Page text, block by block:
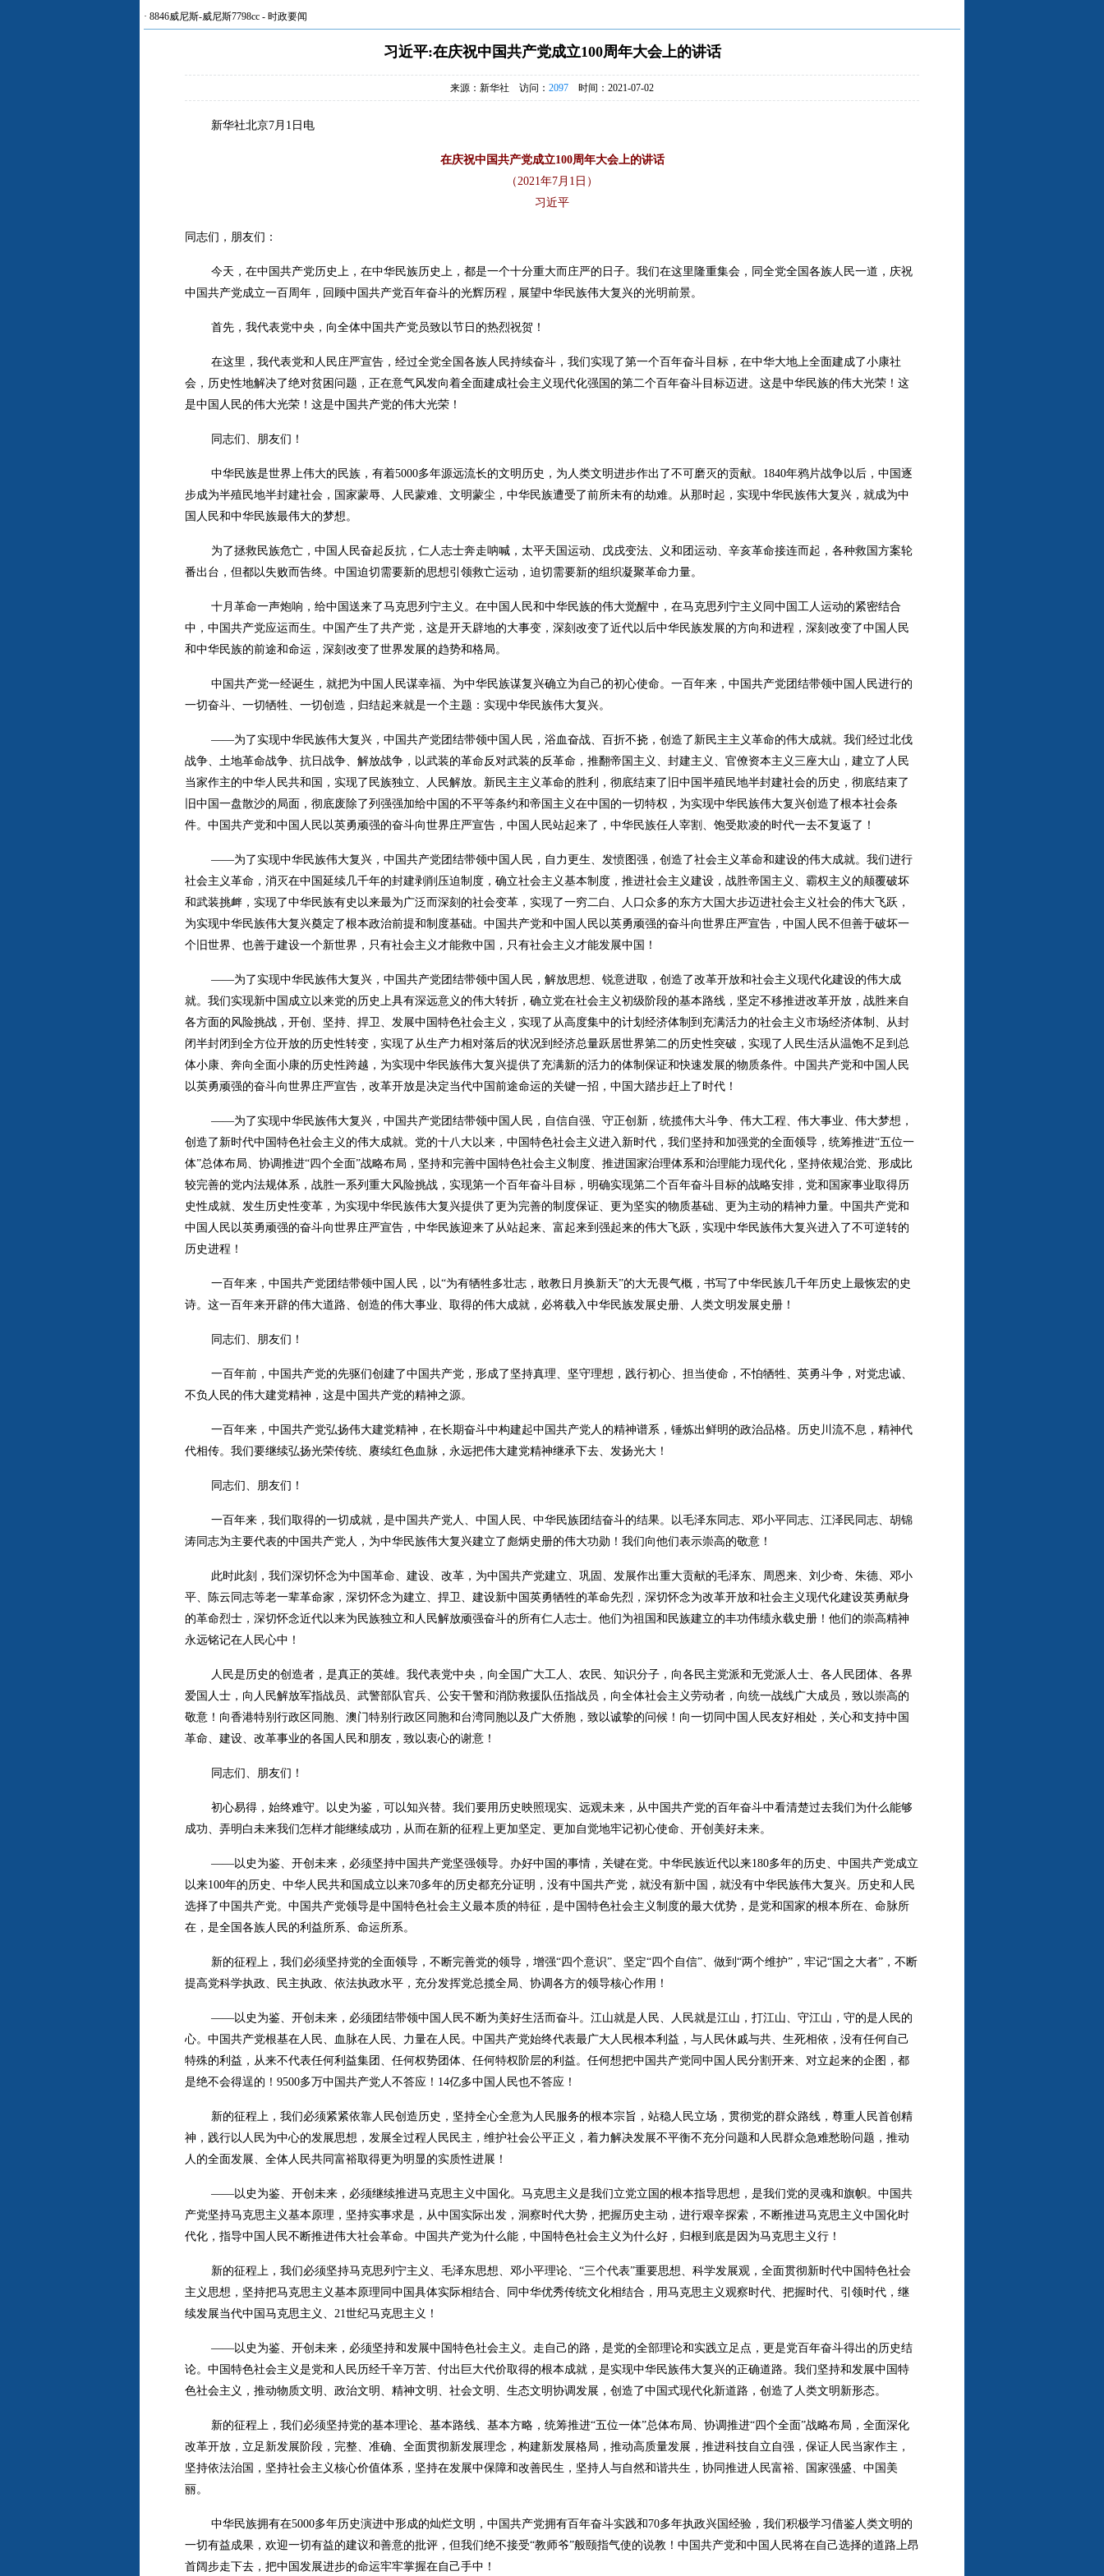
· 8846威尼斯-威尼斯7798cc - 时政要闻
习近平:在庆祝中国共产党成立100周年大会上的讲话
来源：新华社 访问： 2097 时间：2021-07-02
新华社北京7月1日电
在庆祝中国共产党成立100周年大会上的讲话
（2021年7月1日）
习近平
同志们，朋友们：
今天，在中国共产党历史上，在中华民族历史上，都是一个十分重大而庄严的日子。我们在这里隆重集会，同全党全国各族人民一道，庆祝
中国共产党成立一百周年，回顾中国共产党百年奋斗的光辉历程，展望中华民族伟大复兴的光明前景。
首先，我代表党中央，向全体中国共产党员致以节日的热烈祝贺！
在这里，我代表党和人民庄严宣告，经过全党全国各族人民持续奋斗，我们实现了第一个百年奋斗目标，在中华大地上全面建成了小康社
会，历史性地解决了绝对贫困问题，正在意气风发向着全面建成社会主义现代化强国的第二个百年奋斗目标迈进。这是中华民族的伟大光荣！这
是中国人民的伟大光荣！这是中国共产党的伟大光荣！
同志们、朋友们！
中华民族是世界上伟大的民族，有着5000多年源远流长的文明历史，为人类文明进步作出了不可磨灭的贡献。1840年鸦片战争以后，中国逐
步成为半殖民地半封建社会，国家蒙辱、人民蒙难、文明蒙尘，中华民族遭受了前所未有的劫难。从那时起，实现中华民族伟大复兴，就成为中
国人民和中华民族最伟大的梦想。
为了拯救民族危亡，中国人民奋起反抗，仁人志士奔走呐喊，太平天国运动、戊戌变法、义和团运动、辛亥革命接连而起，各种救国方案轮
番出台，但都以失败而告终。中国迫切需要新的思想引领救亡运动，迫切需要新的组织凝聚革命力量。
十月革命一声炮响，给中国送来了马克思列宁主义。在中国人民和中华民族的伟大觉醒中，在马克思列宁主义同中国工人运动的紧密结合
中，中国共产党应运而生。中国产生了共产党，这是开天辟地的大事变，深刻改变了近代以后中华民族发展的方向和进程，深刻改变了中国人民
和中华民族的前途和命运，深刻改变了世界发展的趋势和格局。
中国共产党一经诞生，就把为中国人民谋幸福、为中华民族谋复兴确立为自己的初心使命。一百年来，中国共产党团结带领中国人民进行的
一切奋斗、一切牺牲、一切创造，归结起来就是一个主题：实现中华民族伟大复兴。
——为了实现中华民族伟大复兴，中国共产党团结带领中国人民，浴血奋战、百折不挠，创造了新民主主义革命的伟大成就。我们经过北伐
战争、土地革命战争、抗日战争、解放战争，以武装的革命反对武装的反革命，推翻帝国主义、封建主义、官僚资本主义三座大山，建立了人民
当家作主的中华人民共和国，实现了民族独立、人民解放。新民主主义革命的胜利，彻底结束了旧中国半殖民地半封建社会的历史，彻底结束了
旧中国一盘散沙的局面，彻底废除了列强强加给中国的不平等条约和帝国主义在中国的一切特权，为实现中华民族伟大复兴创造了根本社会条
件。中国共产党和中国人民以英勇顽强的奋斗向世界庄严宣告，中国人民站起来了，中华民族任人宰割、饱受欺凌的时代一去不复返了！
——为了实现中华民族伟大复兴，中国共产党团结带领中国人民，自力更生、发愤图强，创造了社会主义革命和建设的伟大成就。我们进行
社会主义革命，消灭在中国延续几千年的封建剥削压迫制度，确立社会主义基本制度，推进社会主义建设，战胜帝国主义、霸权主义的颠覆破坏
和武装挑衅，实现了中华民族有史以来最为广泛而深刻的社会变革，实现了一穷二白、人口众多的东方大国大步迈进社会主义社会的伟大飞跃，
为实现中华民族伟大复兴奠定了根本政治前提和制度基础。中国共产党和中国人民以英勇顽强的奋斗向世界庄严宣告，中国人民不但善于破坏一
个旧世界、也善于建设一个新世界，只有社会主义才能救中国，只有社会主义才能发展中国！
——为了实现中华民族伟大复兴，中国共产党团结带领中国人民，解放思想、锐意进取，创造了改革开放和社会主义现代化建设的伟大成
就。我们实现新中国成立以来党的历史上具有深远意义的伟大转折，确立党在社会主义初级阶段的基本路线，坚定不移推进改革开放，战胜来自
各方面的风险挑战，开创、坚持、捍卫、发展中国特色社会主义，实现了从高度集中的计划经济体制到充满活力的社会主义市场经济体制、从封
闭半封闭到全方位开放的历史性转变，实现了从生产力相对落后的状况到经济总量跃居世界第二的历史性突破，实现了人民生活从温饱不足到总
体小康、奔向全面小康的历史性跨越，为实现中华民族伟大复兴提供了充满新的活力的体制保证和快速发展的物质条件。中国共产党和中国人民
以英勇顽强的奋斗向世界庄严宣告，改革开放是决定当代中国前途命运的关键一招，中国大踏步赶上了时代！
——为了实现中华民族伟大复兴，中国共产党团结带领中国人民，自信自强、守正创新，统揽伟大斗争、伟大工程、伟大事业、伟大梦想，
创造了新时代中国特色社会主义的伟大成就。党的十八大以来，中国特色社会主义进入新时代，我们坚持和加强党的全面领导，统筹推进“五位一
体”总体布局、协调推进“四个全面”战略布局，坚持和完善中国特色社会主义制度、推进国家治理体系和治理能力现代化，坚持依规治党、形成比
较完善的党内法规体系，战胜一系列重大风险挑战，实现第一个百年奋斗目标，明确实现第二个百年奋斗目标的战略安排，党和国家事业取得历
史性成就、发生历史性变革，为实现中华民族伟大复兴提供了更为完善的制度保证、更为坚实的物质基础、更为主动的精神力量。中国共产党和
中国人民以英勇顽强的奋斗向世界庄严宣告，中华民族迎来了从站起来、富起来到强起来的伟大飞跃，实现中华民族伟大复兴进入了不可逆转的
历史进程！
一百年来，中国共产党团结带领中国人民，以“为有牺牲多壮志，敢教日月换新天”的大无畏气概，书写了中华民族几千年历史上最恢宏的史
诗。这一百年来开辟的伟大道路、创造的伟大事业、取得的伟大成就，必将载入中华民族发展史册、人类文明发展史册！
同志们、朋友们！
一百年前，中国共产党的先驱们创建了中国共产党，形成了坚持真理、坚守理想，践行初心、担当使命，不怕牺牲、英勇斗争，对党忠诚、
不负人民的伟大建党精神，这是中国共产党的精神之源。
一百年来，中国共产党弘扬伟大建党精神，在长期奋斗中构建起中国共产党人的精神谱系，锤炼出鲜明的政治品格。历史川流不息，精神代
代相传。我们要继续弘扬光荣传统、赓续红色血脉，永远把伟大建党精神继承下去、发扬光大！
同志们、朋友们！
一百年来，我们取得的一切成就，是中国共产党人、中国人民、中华民族团结奋斗的结果。以毛泽东同志、邓小平同志、江泽民同志、胡锦
涛同志为主要代表的中国共产党人，为中华民族伟大复兴建立了彪炳史册的伟大功勋！我们向他们表示崇高的敬意！
此时此刻，我们深切怀念为中国革命、建设、改革，为中国共产党建立、巩固、发展作出重大贡献的毛泽东、周恩来、刘少奇、朱德、邓小
平、陈云同志等老一辈革命家，深切怀念为建立、捍卫、建设新中国英勇牺牲的革命先烈，深切怀念为改革开放和社会主义现代化建设英勇献身
的革命烈士，深切怀念近代以来为民族独立和人民解放顽强奋斗的所有仁人志士。他们为祖国和民族建立的丰功伟绩永载史册！他们的崇高精神
永远铭记在人民心中！
人民是历史的创造者，是真正的英雄。我代表党中央，向全国广大工人、农民、知识分子，向各民主党派和无党派人士、各人民团体、各界
爱国人士，向人民解放军指战员、武警部队官兵、公安干警和消防救援队伍指战员，向全体社会主义劳动者，向统一战线广大成员，致以崇高的
敬意！向香港特别行政区同胞、澳门特别行政区同胞和台湾同胞以及广大侨胞，致以诚挚的问候！向一切同中国人民友好相处，关心和支持中国
革命、建设、改革事业的各国人民和朋友，致以衷心的谢意！
同志们、朋友们！
初心易得，始终难守。以史为鉴，可以知兴替。我们要用历史映照现实、远观未来，从中国共产党的百年奋斗中看清楚过去我们为什么能够
成功、弄明白未来我们怎样才能继续成功，从而在新的征程上更加坚定、更加自觉地牢记初心使命、开创美好未来。
——以史为鉴、开创未来，必须坚持中国共产党坚强领导。办好中国的事情，关键在党。中华民族近代以来180多年的历史、中国共产党成立
以来100年的历史、中华人民共和国成立以来70多年的历史都充分证明，没有中国共产党，就没有新中国，就没有中华民族伟大复兴。历史和人民
选择了中国共产党。中国共产党领导是中国特色社会主义最本质的特征，是中国特色社会主义制度的最大优势，是党和国家的根本所在、命脉所
在，是全国各族人民的利益所系、命运所系。
新的征程上，我们必须坚持党的全面领导，不断完善党的领导，增强“四个意识”、坚定“四个自信”、做到“两个维护”，牢记“国之大者”，不断
提高党科学执政、民主执政、依法执政水平，充分发挥党总揽全局、协调各方的领导核心作用！
——以史为鉴、开创未来，必须团结带领中国人民不断为美好生活而奋斗。江山就是人民、人民就是江山，打江山、守江山，守的是人民的
心。中国共产党根基在人民、血脉在人民、力量在人民。中国共产党始终代表最广大人民根本利益，与人民休戚与共、生死相依，没有任何自己
特殊的利益，从来不代表任何利益集团、任何权势团体、任何特权阶层的利益。任何想把中国共产党同中国人民分割开来、对立起来的企图，都
是绝不会得逞的！9500多万中国共产党人不答应！14亿多中国人民也不答应！
新的征程上，我们必须紧紧依靠人民创造历史，坚持全心全意为人民服务的根本宗旨，站稳人民立场，贯彻党的群众路线，尊重人民首创精
神，践行以人民为中心的发展思想，发展全过程人民民主，维护社会公平正义，着力解决发展不平衡不充分问题和人民群众急难愁盼问题，推动
人的全面发展、全体人民共同富裕取得更为明显的实质性进展！
——以史为鉴、开创未来，必须继续推进马克思主义中国化。马克思主义是我们立党立国的根本指导思想，是我们党的灵魂和旗帜。中国共
产党坚持马克思主义基本原理，坚持实事求是，从中国实际出发，洞察时代大势，把握历史主动，进行艰辛探索，不断推进马克思主义中国化时
代化，指导中国人民不断推进伟大社会革命。中国共产党为什么能，中国特色社会主义为什么好，归根到底是因为马克思主义行！
新的征程上，我们必须坚持马克思列宁主义、毛泽东思想、邓小平理论、“三个代表”重要思想、科学发展观，全面贯彻新时代中国特色社会
主义思想，坚持把马克思主义基本原理同中国具体实际相结合、同中华优秀传统文化相结合，用马克思主义观察时代、把握时代、引领时代，继
续发展当代中国马克思主义、21世纪马克思主义！
——以史为鉴、开创未来，必须坚持和发展中国特色社会主义。走自己的路，是党的全部理论和实践立足点，更是党百年奋斗得出的历史结
论。中国特色社会主义是党和人民历经千辛万苦、付出巨大代价取得的根本成就，是实现中华民族伟大复兴的正确道路。我们坚持和发展中国特
色社会主义，推动物质文明、政治文明、精神文明、社会文明、生态文明协调发展，创造了中国式现代化新道路，创造了人类文明新形态。
新的征程上，我们必须坚持党的基本理论、基本路线、基本方略，统筹推进“五位一体”总体布局、协调推进“四个全面”战略布局，全面深化
改革开放，立足新发展阶段，完整、准确、全面贯彻新发展理念，构建新发展格局，推动高质量发展，推进科技自立自强，保证人民当家作主，
坚持依法治国，坚持社会主义核心价值体系，坚持在发展中保障和改善民生，坚持人与自然和谐共生，协同推进人民富裕、国家强盛、中国美
丽。
中华民族拥有在5000多年历史演进中形成的灿烂文明，中国共产党拥有百年奋斗实践和70多年执政兴国经验，我们积极学习借鉴人类文明的
一切有益成果，欢迎一切有益的建议和善意的批评，但我们绝不接受“教师爷”般颐指气使的说教！中国共产党和中国人民将在自己选择的道路上昂
首阔步走下去，把中国发展进步的命运牢牢掌握在自己手中！